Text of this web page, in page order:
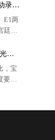
录音
E1两
廷文
：
，宝
要慢